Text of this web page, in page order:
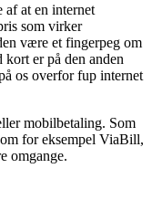
at en internet
som virker
være et fingerpeg om
er på den anden
os overfor fup internet
mobilbetaling. Som
for eksempel ViaBill,
omgange.